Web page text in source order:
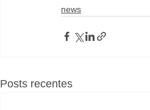
news
Posts recentes